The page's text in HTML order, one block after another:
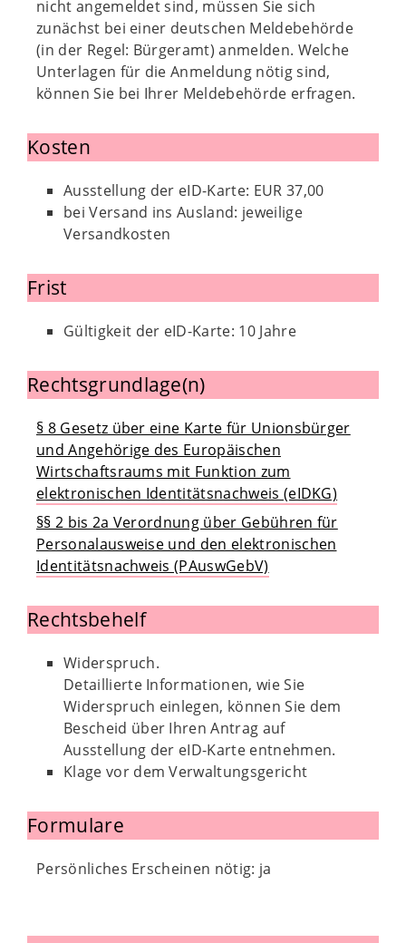
nicht angemeldet sind, müssen Sie sich
zunächst bei einer deutschen Meldebehörde
(in der Regel: Bürgeramt) anmelden. Welche
Unterlagen für die Anmeldung nötig sind,
können Sie bei Ihrer Meldebehörde erfragen.
Kosten
Ausstellung der eID-Karte: EUR 37,00
bei Versand ins Ausland: jeweilige
Versandkosten
Frist
Gültigkeit der eID-Karte: 10 Jahre
Rechtsgrundlage(n)
§ 8 Gesetz über eine Karte für Unionsbürger
und Angehörige des Europäischen
Wirtschaftsraums mit Funktion zum
elektronischen Identitätsnachweis (eIDKG)
§§ 2 bis 2a Verordnung über Gebühren für
Personalausweise und den elektronischen
Identitätsnachweis (PAuswGebV)
Rechtsbehelf
Widerspruch.
Detaillierte Informationen, wie Sie
Widerspruch einlegen, können Sie dem
Bescheid über Ihren Antrag auf
Ausstellung der eID-Karte entnehmen.
Klage vor dem Verwaltungsgericht
Formulare
Persönliches Erscheinen nötig: ja